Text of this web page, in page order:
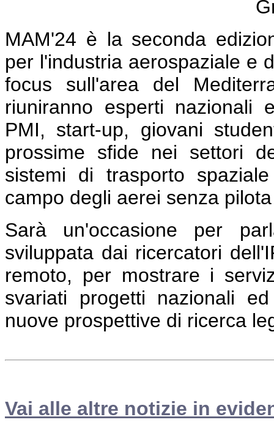
MAM'24 è la seconda
per l'industria aerospaziale e
focus sull'area del
riuniranno esperti nazionali
PMI, start-up, giovani
prossime sfide nei settori
sistemi di trasporto
campo degli aerei senza
Sarà un'occasione per
sviluppata dai ricercatori
remoto, per mostrare i
svariati progetti nazionali
nuove prospettive di ricerca
Vai alle altre notizie in